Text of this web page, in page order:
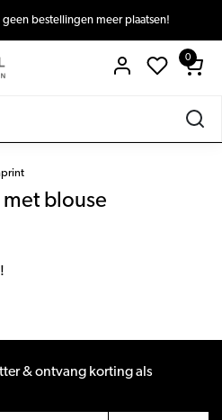
bestellingen meer plaatsen!
0
blouse
& ontvang korting als